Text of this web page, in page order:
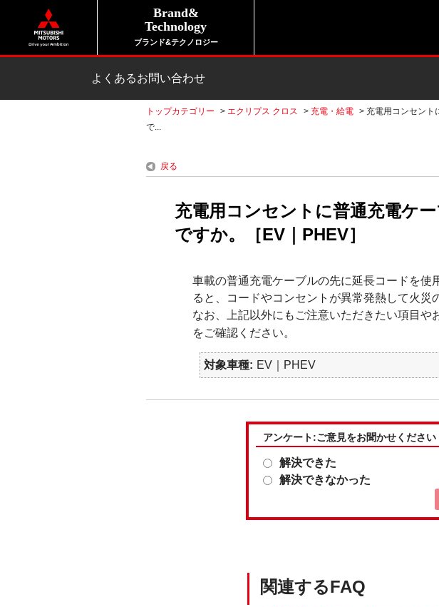
Brand&
Technology
ブランド&テクノロジー
よくあるお問い合わせ
トップカテゴリー > エクリプス クロス > 充電・給電 > 充電用コンセント
で...
戻る
充電用コンセントに普通充電ケ
ですか。［EV｜PHEV］
車載の普通充電ケーブルの先に延長コードを
ると、コードやコンセントが異常発熱して火災
なお、上記以外にもご注意いただきたい項目
をご確認ください。
対象車種 EV｜PHEV
アンケート:ご意見をお聞かせください
解決できた
解決できなかった
関連するFAQ